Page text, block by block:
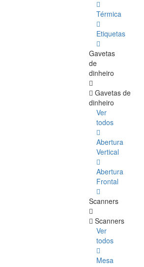
Térmica
Etiquetas
Gavetas
de
dinheiro
Gavetas de
dinheiro
Ver
todos
Abertura
Vertical
Abertura
Frontal
Scanners
Scanners
Ver
todos
Mesa